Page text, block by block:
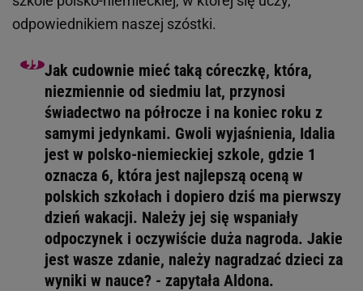
odpowiednikiem naszej szóstki.
Jak cudownie mieć taką córeczkę, która,
niezmiennie od siedmiu lat, przynosi
świadectwo na półrocze i na koniec roku z
samymi jedynkami. Gwoli wyjaśnienia, Idalia
jest w polsko-niemieckiej szkole, gdzie 1
oznacza 6, która jest najlepszą oceną w
polskich szkołach i dopiero dziś ma pierwszy
dzień wakacji. Należy jej się wspaniały
odpoczynek i oczywiście duża nagroda. Jakie
jest wasze zdanie, należy nagradzać dzieci za
wyniki w nauce? - zapytała Aldona.